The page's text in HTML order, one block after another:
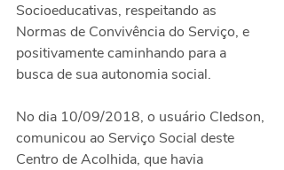
Socioeducativas, respeitando as
Normas de Convivência do Serviço, e
positivamente caminhando para a
busca de sua autonomia social.
No dia 10/09/2018, o usuário Cledson,
comunicou ao Serviço Social deste
Centro de Acolhida, que havia